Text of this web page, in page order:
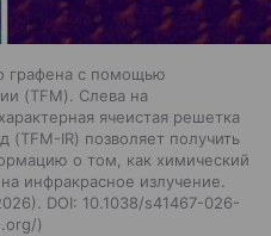
графена с помощью
(TFM). Слева на
ячеистая решетка
IR) позволяет получить
о том, как химический
инфракрасное излучение.
DOI: 10.1038/s41467-026-